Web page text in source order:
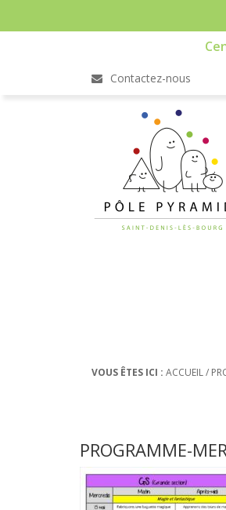
Contactez-nous
VOUS ÊTES ICI : ACCUEIL/
PROGRAMME-